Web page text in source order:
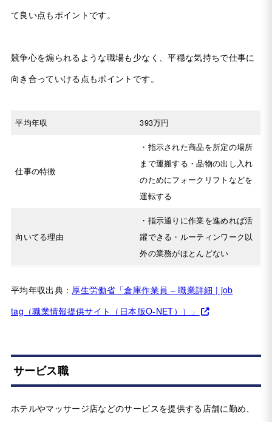
て良い点もポイントです。
競争心を煽られるような職場も少なく、平穏な気持ちで仕事に
向き合っていける点もポイントです。
平均年収 393万円
仕事の特徴
・指示された商品を所定の場所
まで運搬する・品物の出し入れ
のためにフォークリフトなどを
運転する
向いてる理由
・指示通りに作業を進めれば活
躍できる・ルーティンワーク以
外の業務がほとんどない
平均年収出典： 厚生労働省「倉庫作業員 – 職業詳細 | job
tag（職業情報提供サイト（日本版O-NET））」
サービス職
ホテルやマッサージ店などのサービスを提供する店舗に勤め、